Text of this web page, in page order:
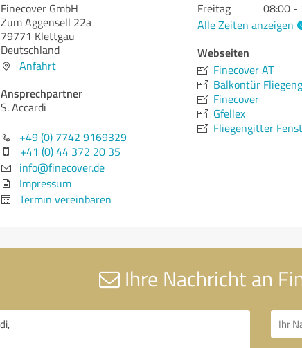
Finecover GmbH
Zum Aggensell 22a
79771 Klettgau
Deutschland
Anfahrt
Ansprechpartner
S. Accardi
+49 (0) 7742 9169329
+41 (0) 44 372 20 35
info@finecover.de
Impressum
Termin vereinbaren
Freitag
08:00 -
Alle Zeiten anzeigen
Webseiten
Finecover AT
Balkontür
Finecover
Gfellex
Fliegengitter
Ihre Nachricht an